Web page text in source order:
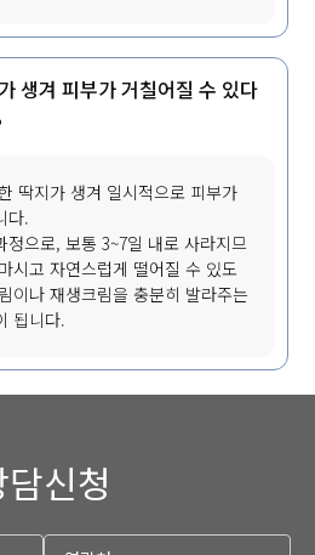
생겨 피부가 거칠어질 수 있다
딱지가 생겨 일시적으로 피부가
다.
정으로, 보통 3~7일 내로 사라지므
시고 자연스럽게 떨어질 수 있도
이나 재생크림을 충분히 발라주는
됩니다.
신청